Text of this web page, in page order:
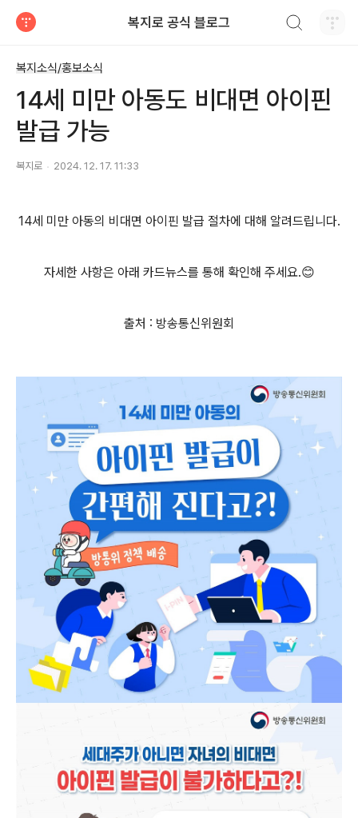
복지로 공식 블로그
복지소식/홍보소식
14세 미만 아동도 비대면 아이핀
발급 가능
복지로 2024. 12. 17. 11:33
14세 미만 아동의 비대면 아이핀 발급 절차에 대해 알려드립니다.
자세한 사항은 아래 카드뉴스를 통해 확인해 주세요.😊
출처 : 방송통신위원회